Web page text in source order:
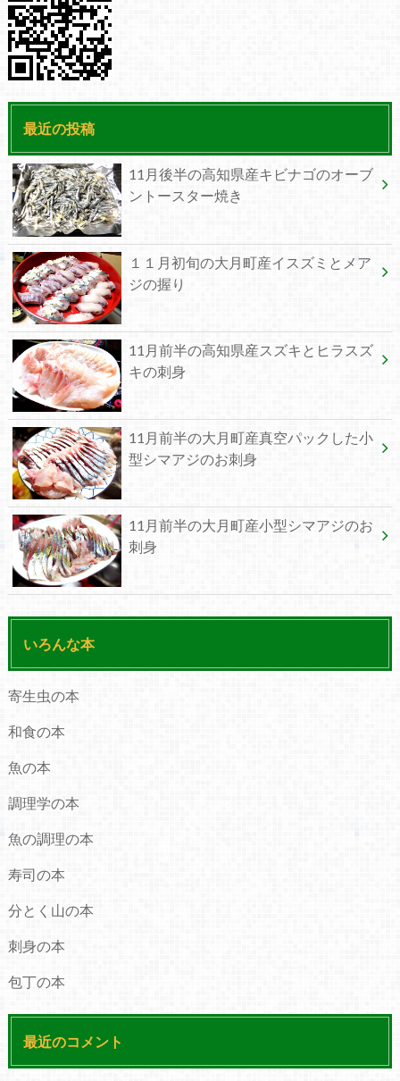
最近の投稿
11月後半の高知県産キビナゴのオーブ
ントースター焼き
１１月初旬の大月町産イスズミとメア
ジの握り
11月前半の高知県産スズキとヒラスズ
キの刺身
11月前半の大月町産真空パックした小
型シマアジのお刺身
11月前半の大月町産小型シマアジのお
刺身
いろんな本
寄生虫の本
和食の本
魚の本
調理学の本
魚の調理の本
寿司の本
分とく山の本
刺身の本
包丁の本
最近のコメント